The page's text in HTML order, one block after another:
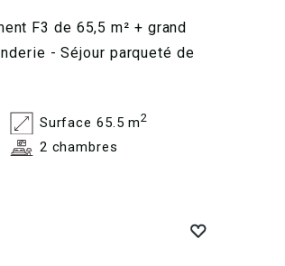
F3 de 65,5 m² + grand
- Séjour parqueté de
Surface 65.5 m2
2 chambres